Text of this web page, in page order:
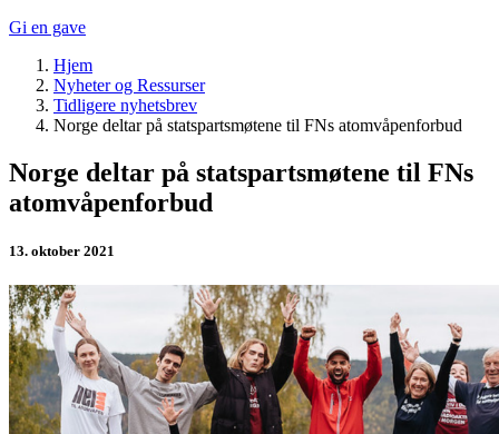
Gi en gave
Hjem
Nyheter og Ressurser
Tidligere nyhetsbrev
Norge deltar på statspartsmøtene til FNs atomvåpenforbud
Norge deltar på statspartsmøtene til FNs
atomvåpenforbud
13. oktober 2021